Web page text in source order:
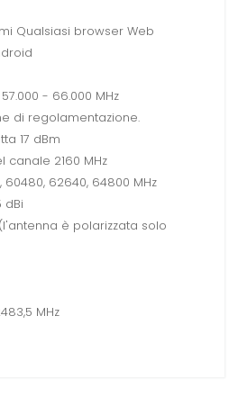
Qualsiasi browser Web
- 66.000 MHz
di regolamentazione.
17 dBm
canale 2160 MHz
62640, 64800 MHz
dBi
è polarizzata solo
MHz